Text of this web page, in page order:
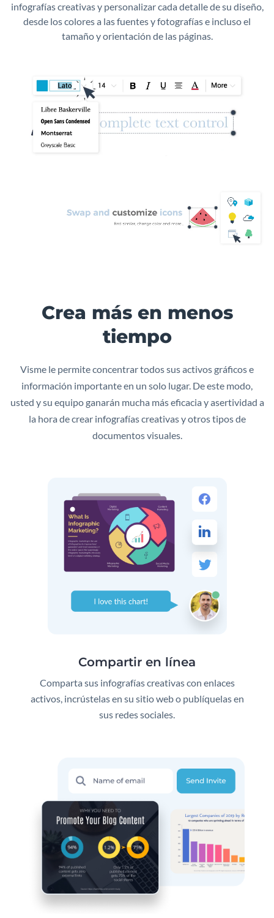
infografías creativas y personalizar cada detalle de su diseño,
desde los colores a las fuentes y fotografías e incluso el
tamaño y orientación de las páginas.
Crea más en menos
tiempo
Visme le permite concentrar todos sus activos gráficos e
información importante en un solo lugar. De este modo,
usted y su equipo ganarán mucha más eficacia y asertividad a
la hora de crear infografías creativas y otros tipos de
documentos visuales.
Compartir en línea
Comparta sus infografías creativas con enlaces
activos, incrústelas en su sitio web o publíquelas en
sus redes sociales.